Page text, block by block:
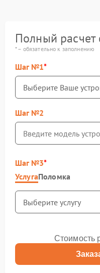
Полный расчет
* – обязательно к заполнению
Шаг №1
Шаг №2
Шаг №3
УслугаПоломка
Стоимость